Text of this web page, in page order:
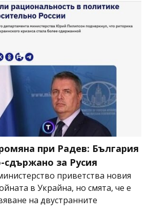
при Радев: България
сдържано за Русия
приветства новия
в Украйна, но смята, че е
на двустранните